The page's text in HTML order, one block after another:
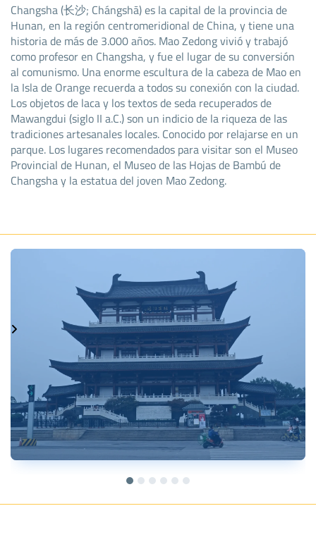
Changsha (长沙; Chángshā) es la capital de la provincia de
Hunan, en la región centromeridional de China, y tiene una
historia de más de 3.000 años. Mao Zedong vivió y trabajó
como profesor en Changsha, y fue el lugar de su conversión
al comunismo. Una enorme escultura de la cabeza de Mao en
la Isla de Orange recuerda a todos su conexión con la ciudad.
Los objetos de laca y los textos de seda recuperados de
Mawangdui (siglo II a.C.) son un indicio de la riqueza de las
tradiciones artesanales locales. Conocido por relajarse en un
parque. Los lugares recomendados para visitar son el Museo
Provincial de Hunan, el Museo de las Hojas de Bambú de
Changsha y la estatua del joven Mao Zedong.